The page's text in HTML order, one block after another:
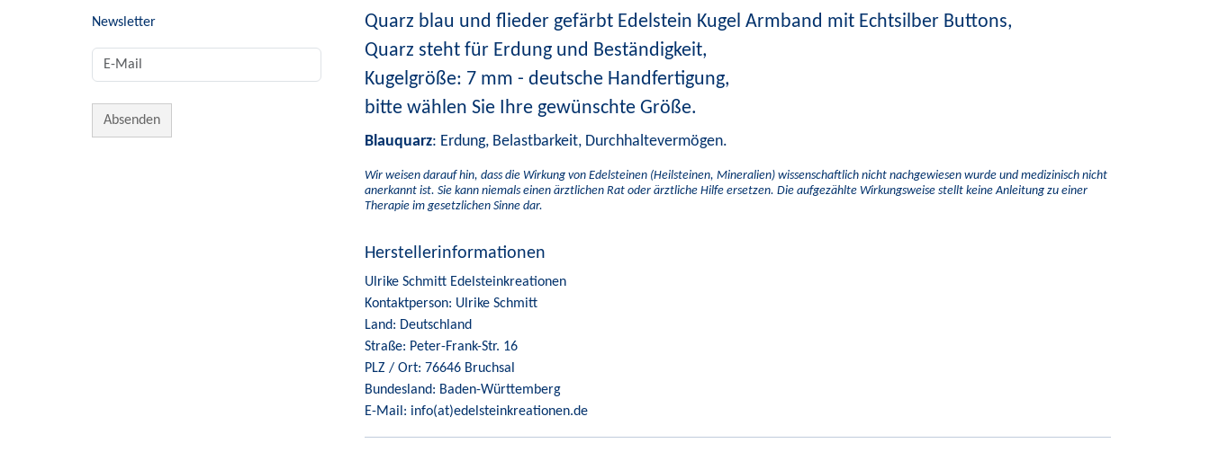
Newsletter
Quarz blau und flieder gefärbt Edelstein Kugel Armband mit Echtsilber Buttons,
Quarz steht für Erdung und Beständigkeit,
Kugelgröße: 7 mm - deutsche Handfertigung,
bitte wählen Sie Ihre gewünschte Größe.
Blauquarz: Erdung, Belastbarkeit, Durchhaltevermögen.
Wir weisen darauf hin, dass die Wirkung von Edelsteinen (Heilsteinen, Mineralien) wissenschaftlich nicht nachgewiesen wurde und medizinisch nicht
anerkannt ist. Sie kann niemals einen ärztlichen Rat oder ärztliche Hilfe ersetzen. Die aufgezählte Wirkungsweise stellt keine Anleitung zu einer
Therapie im gesetzlichen Sinne dar.
Herstellerinformationen
Ulrike Schmitt Edelsteinkreationen
Kontaktperson: Ulrike Schmitt
Land: Deutschland
Straße: Peter-Frank-Str. 16
PLZ / Ort: 76646 Bruchsal
Bundesland: Baden-Württemberg
E-Mail: info(at)edelsteinkreationen.de